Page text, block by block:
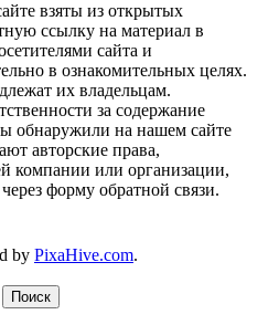
взяты из открытых
ссылку на материал в
сайта и
в ознакомительных целях.
их владельцам.
за содержание
обнаружили на нашем сайте
авторские права,
компании или организации,
форму обратной связи.
by PixaHive.com.